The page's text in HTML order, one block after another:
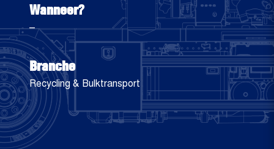
Wanneer?
–
Branche
Recycling & Bulktransport